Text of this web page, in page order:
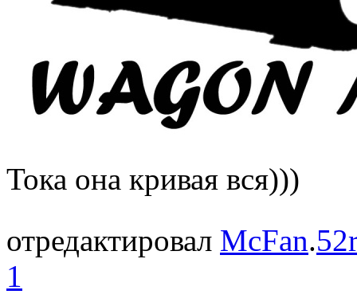
Тока она кривая вся)))
отредактировал McFan.
1